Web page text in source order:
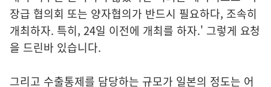
장급 협의회 또는 양자협의가 반드시 필요하다, 조속히
개최하자. 특히, 24일 이전에 개최를 하자.' 그렇게 요청
을 드린바 있습니다.
그리고 수출통제를 담당하는 규모가 일본의 정도는 어